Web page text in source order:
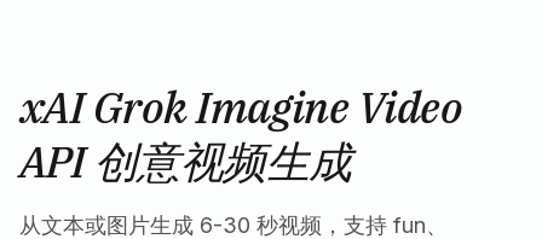
xAI Grok Imagine Video
API 创意视频生成
从文本或图片生成 6-30 秒视频，支持 fun、